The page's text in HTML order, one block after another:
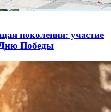
поколения: участие
Победы